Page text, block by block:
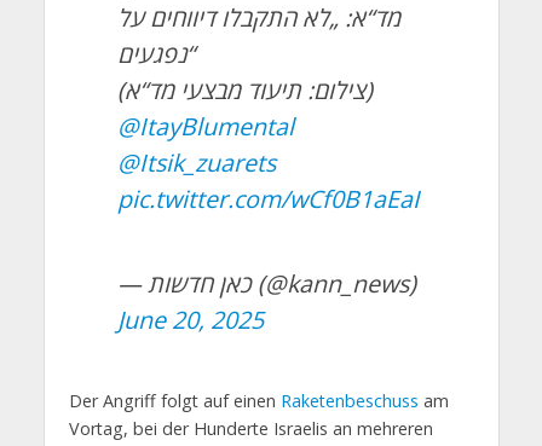
מד“א: „לא התקבלו דיווחים על
נפגעים“
(צילום: תיעוד מבצעי מד“א)
@ItayBlumental
@Itsik_zuarets
pic.twitter.com/wCf0B1aEaI
— כאן חדשות (@kann_news)
June 20, 2025
Der Angriff folgt auf einen Raketenbeschuss am
Vortag, bei der Hunderte Israelis an mehreren